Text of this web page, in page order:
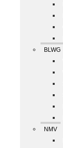
BLWG
NMV